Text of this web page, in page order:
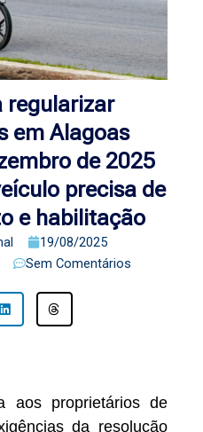
regularizar
em Alagoas
de 2025
precisa de
e habilitação
19/08/2025
Sem Comentários
aos proprietários de
da resolução